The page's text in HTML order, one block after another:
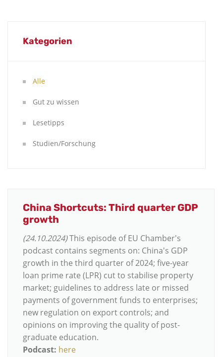
Kategorien
Alle
Gut zu wissen
Lesetipps
Studien/Forschung
China Shortcuts: Third quarter GDP
growth
(24.10.2024)This episode of EU Chamber's
podcast contains segments on: China's GDP
growth in the third quarter of 2024; five-year
loan prime rate (LPR) cut to stabilise property
market; guidelines to address late or missed
payments of government funds to enterprises;
new regulation on export controls; and
opinions on improving the quality of post-
graduate education.
Podcast: here